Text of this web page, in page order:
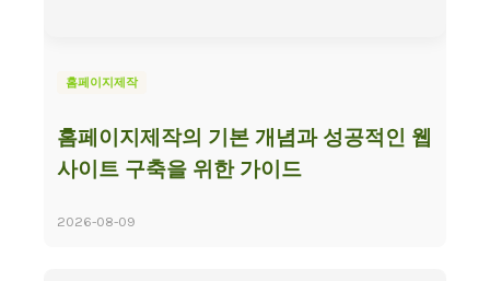
홈페이지제작
홈페이지제작의 기본 개념과 성공적인 웹
사이트 구축을 위한 가이드
2026-08-09